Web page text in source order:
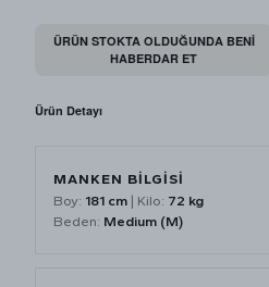
ÜRÜN STOKTA OLDUĞUNDA BENI
HABERDAR ET
Ürün Detayı
MANKEN BİLGİSİ
Boy: 181 cm | Kilo: 72 kg
Beden: Medium (M)